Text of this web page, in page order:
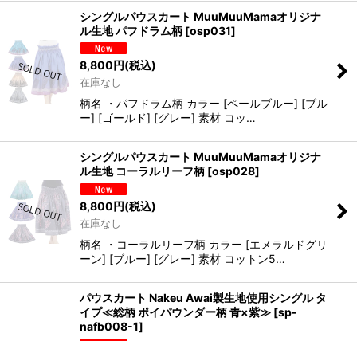
シングルパウスカート MuuMuuMamaオリジナ
ル生地 パフドラム柄 [osp031]
8,800円(税込)
在庫なし
柄名 ・パフドラム柄 カラー [ペールブルー] [ブル
ー] [ゴールド] [グレー] 素材 コッ…
シングルパウスカート MuuMuuMamaオリジナ
ル生地 コーラルリーフ柄 [osp028]
8,800円(税込)
在庫なし
柄名 ・コーラルリーフ柄 カラー [エメラルドグリ
ーン] [ブルー] [グレー] 素材 コットン5…
パウスカート Nakeu Awai製生地使用シングル タ
イプ≪総柄 ポイパウンダー柄 青×紫≫ [sp-
nafb008-1]